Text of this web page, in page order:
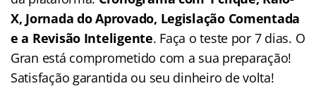
X, Jornada do Aprovado, Legislação Comentada
e a Revisão Inteligente. Faça o teste por 7 dias. O
Gran está comprometido com a sua preparação!
Satisfação garantida ou seu dinheiro de volta!